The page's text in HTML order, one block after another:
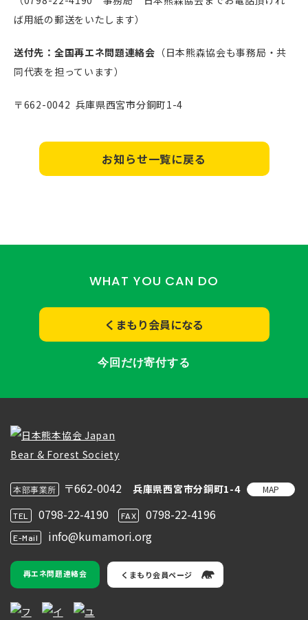
ば用紙の郵送をいたします）
送付先：全国再エネ問題連絡会 （日本熊森協会も事務局・共
同代表を担っています）
〒662-0042 兵庫県西宮市分銅町1-4
お知らせ一覧に戻る
WHAT YOU CAN DO
くまもり会員になる
今回だけ寄付する
本部事業所 〒662-0042 兵庫県西宮市分銅町1-4 MAP
TEL 0798-22-4190 FAX 0798-22-4196
E-Mail info@kumamori.org
再エネ問題連絡会 くまもり会員ページ